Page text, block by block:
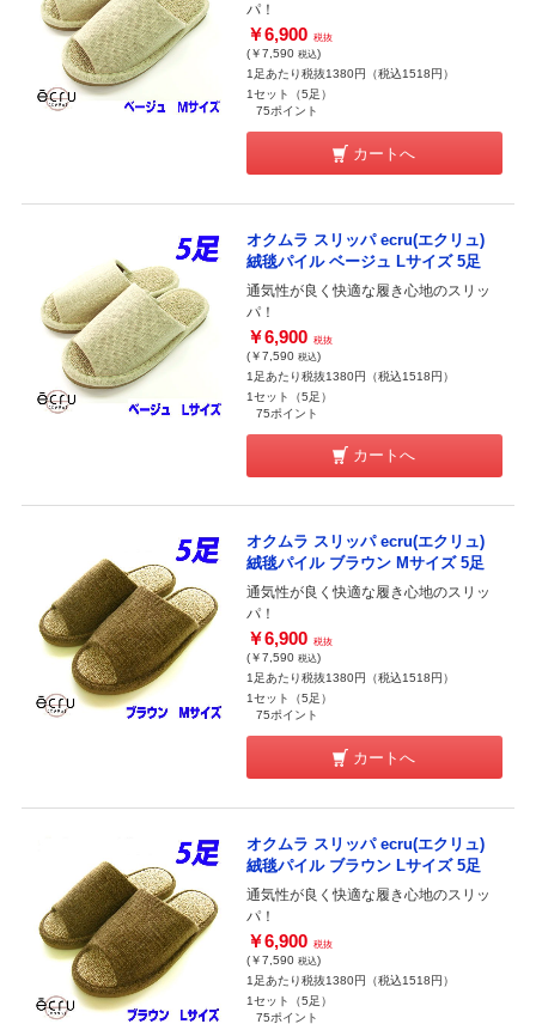
パ！
￥6,900 税抜
(￥7,590 税込)
1足あたり税抜1380円（税込1518円）
1セット（5足）
75ポイント
カートへ
オクムラ スリッパ ecru(エクリュ)
絨毯パイル ベージュ Lサイズ 5足
通気性が良く快適な履き心地のスリッ
パ！
￥6,900 税抜
(￥7,590 税込)
1足あたり税抜1380円（税込1518円）
1セット（5足）
75ポイント
カートへ
オクムラ スリッパ ecru(エクリュ)
絨毯パイル ブラウン Mサイズ 5足
通気性が良く快適な履き心地のスリッ
パ！
￥6,900 税抜
(￥7,590 税込)
1足あたり税抜1380円（税込1518円）
1セット（5足）
75ポイント
カートへ
オクムラ スリッパ ecru(エクリュ)
絨毯パイル ブラウン Lサイズ 5足
通気性が良く快適な履き心地のスリッ
パ！
￥6,900 税抜
(￥7,590 税込)
1足あたり税抜1380円（税込1518円）
1セット（5足）
75ポイント